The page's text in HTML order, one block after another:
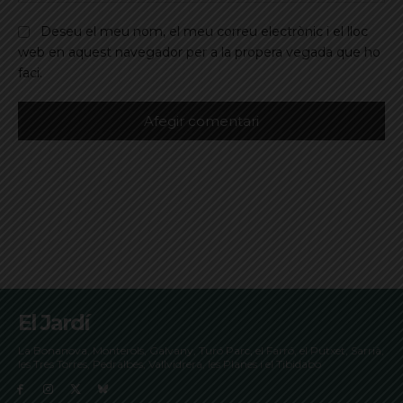
Deseu el meu nom, el meu correu electrònic i el lloc
web en aquest navegador per a la propera vegada que ho
faci.
El Jardí
La Bonanova, Monterols, Galvany, Turó Parc, el Farró, el Putxet, Sarrià,
les Tres Torres, Pedralbes, Vallvidrera, les Planes i el Tibidabo